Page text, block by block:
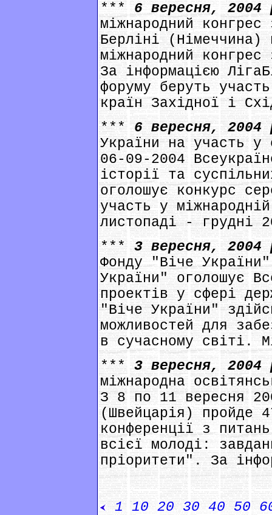
***6 вересня,
міжнародний
Берліні (Німеччина)
міжнародний
За інформацією
форуму беруть
країн Західної і
***6 вересня,
України на участь у
06-09-2004
історії та
оголошує конкурс
участь у
листопаді - грудні
***3 вересня,
Фонду "Віче
України" оголошує
проектів у сфері
"Віче України"
можливостей для
в сучасному світі.
***3 вересня,
міжнародна
З 8 по 11 вересня
(Швейцарія) пройде
конференції з
всієї молоді:
пріоритети". За
1 10 20 30 40 50